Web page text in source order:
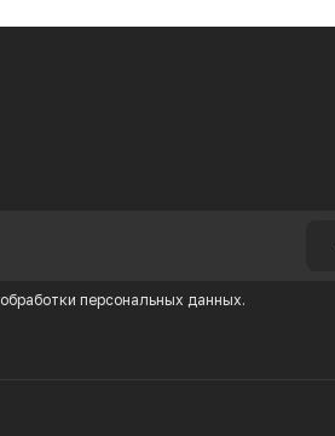
обработки персональных данных.